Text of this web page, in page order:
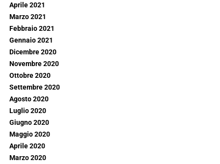
Aprile 2021
Marzo 2021
Febbraio 2021
Gennaio 2021
Dicembre 2020
Novembre 2020
Ottobre 2020
Settembre 2020
Agosto 2020
Luglio 2020
Giugno 2020
Maggio 2020
Aprile 2020
Marzo 2020